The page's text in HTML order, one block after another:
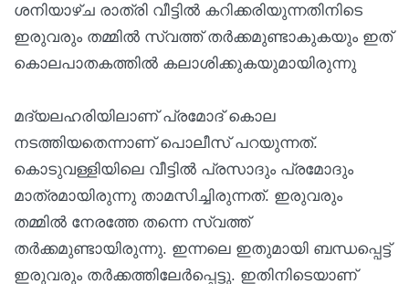
ശനിയാഴ്ച രാത്രി വീട്ടിൽ കറിക്കരിയുന്നതിനിടെ
ഇരുവരും തമ്മിൽ സ്വത്ത് തർക്കമുണ്ടാകുകയും ഇത്
കൊലപാതകത്തിൽ കലാശിക്കുകയുമായിരുന്നു
മദ്യലഹരിയിലാണ് പ്രമോദ് കൊല
നടത്തിയതെന്നാണ് പൊലീസ് പറയുന്നത്.
കൊടുവള്ളിയിലെ വീട്ടില്‍ പ്രസാദും പ്രമോദും
മാത്രമായിരുന്നു താമസിച്ചിരുന്നത്. ഇരുവരും
തമ്മില്‍ നേരത്തേ തന്നെ സ്വത്ത്
തര്‍ക്കമുണ്ടായിരുന്നു. ഇന്നലെ ഇതുമായി ബന്ധപ്പെട്ട്
ഇരുവരും തര്‍ക്കത്തിലേര്‍പ്പെട്ടു. ഇതിനിടെയാണ്